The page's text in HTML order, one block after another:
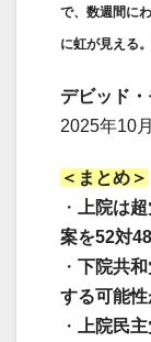
で、数週間に
に虹が見える
デビッド
2025年10
＜まとめ＞
・
上院は
案を52対
・ 下院共
する可能
・
上院民